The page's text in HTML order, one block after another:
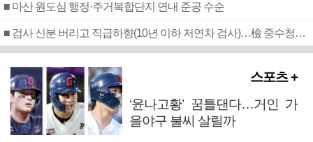
■ 마산 원도심 행정·주거복합단지 연내 준공 수순
■ 검사 신분 버리고 직급하향(10년 이하 저연차 검사)…檢 중수청행 기피
스포츠 +
‘윤나고황’ 꿈틀댄다…거인 가
을야구 불씨 살릴까